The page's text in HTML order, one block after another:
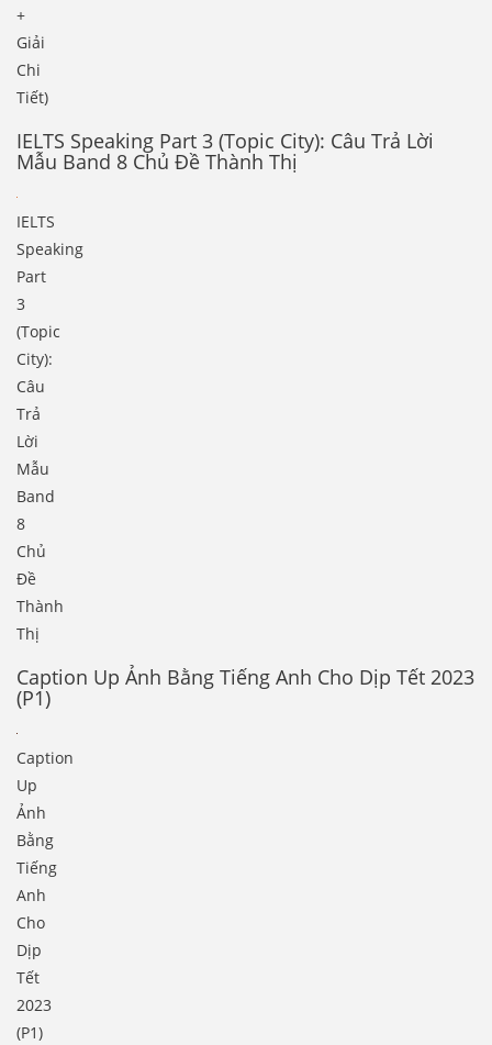
+
Giải
Chi
Tiết)
IELTS Speaking Part 3 (Topic City): Câu Trả Lời
Mẫu Band 8 Chủ Đề Thành Thị
IELTS
Speaking
Part
3
(Topic
City):
Câu
Trả
Lời
Mẫu
Band
8
Chủ
Đề
Thành
Thị
Caption Up Ảnh Bằng Tiếng Anh Cho Dịp Tết 2023
(P1)
Caption
Up
Ảnh
Bằng
Tiếng
Anh
Cho
Dịp
Tết
2023
(P1)